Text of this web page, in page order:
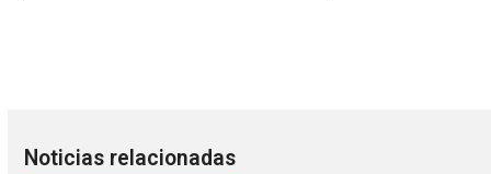
Noticias relacionadas